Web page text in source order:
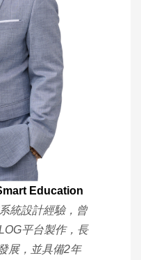
Education
統設計經驗，曾
平台製作，長
展，並具備2年